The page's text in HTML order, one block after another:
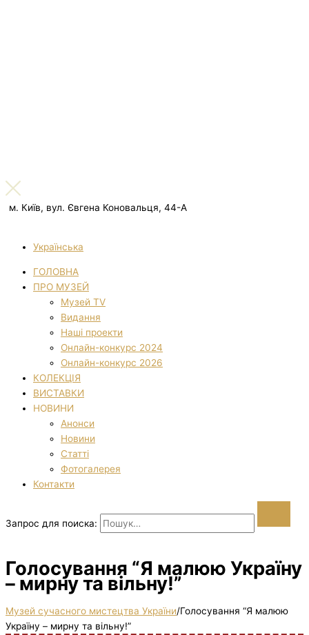
м. Київ, вул. Євгена Коновальця, 44-А
Українська
ГОЛОВНА
ПРО МУЗЕЙ
Музей TV
Видання
Наші проекти
Онлайн-конкурс 2024
Онлайн-конкурс 2026
КОЛЕКЦІЯ
ВИСТАВКИ
НОВИНИ
Анонси
Новини
Статті
Фотогалерея
Контакти
Запрос для поиска:
Голосування “Я малюю Україну
– мирну та вільну!”
Музей сучасного мистецтва України/Голосування “Я малюю
Україну – мирну та вільну!”